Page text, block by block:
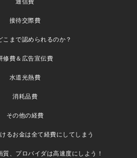
通信費
接待交際費
こまで認められるのか？
修費＆広告宣伝費
水道光熱費
消耗品費
その他の経費
るお金は全て経費にしてしまう
質、プロバイダは高速度にしよう！